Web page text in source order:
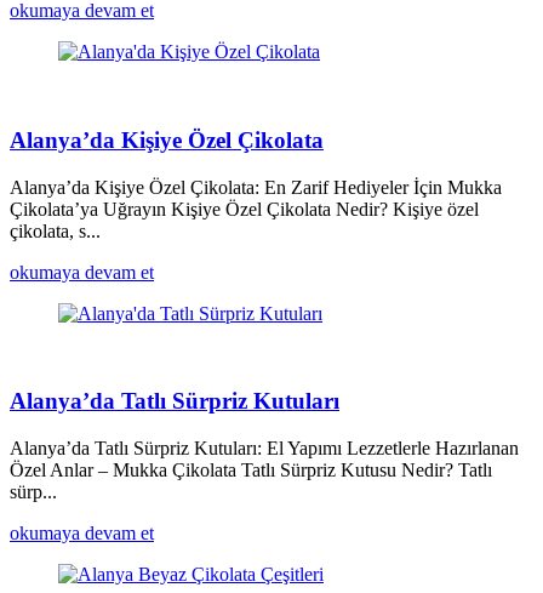
okumaya devam et
Alanya’da Kişiye Özel Çikolata
Alanya’da Kişiye Özel Çikolata: En Zarif Hediyeler İçin Mukka
Çikolata’ya Uğrayın Kişiye Özel Çikolata Nedir? Kişiye özel
çikolata, s...
okumaya devam et
Alanya’da Tatlı Sürpriz Kutuları
Alanya’da Tatlı Sürpriz Kutuları: El Yapımı Lezzetlerle Hazırlanan
Özel Anlar – Mukka Çikolata Tatlı Sürpriz Kutusu Nedir? Tatlı
sürp...
okumaya devam et